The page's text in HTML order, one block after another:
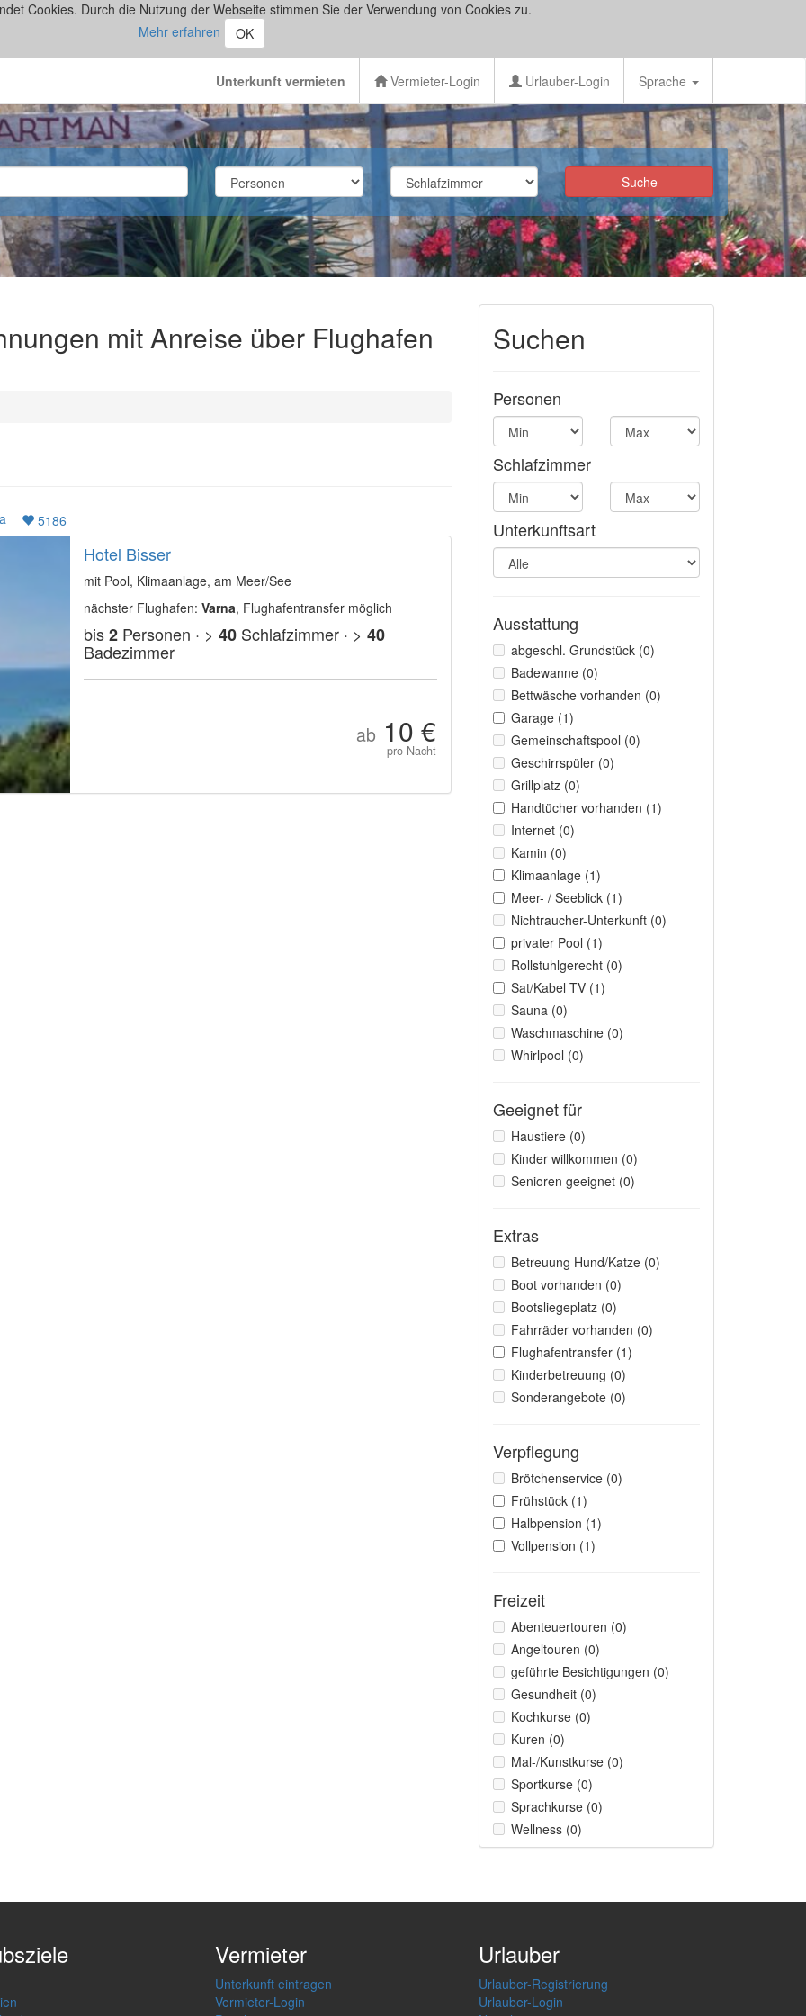
Cookies. Durch die Nutzung der Webseite stimmen Sie der Verwendung von Cookies zu.
Mehr erfahren
OK
Unterkunft vermieten Vermieter-Login Urlauber-Login Sprache
Suchen
Personen
Schlafzimmer
Unterkunftsart
Ausstattung
abgeschl. Grundstück (0)
Badewanne (0)
Bettwäsche vorhanden (0)
Garage (1)
Gemeinschaftspool (0)
Geschirrspüler (0)
Grillplatz (0)
Handtücher vorhanden (1)
Internet (0)
Kamin (0)
Klimaanlage (1)
Meer- / Seeblick (1)
Nichtraucher-Unterkunft (0)
privater Pool (1)
Rollstuhlgerecht (0)
Sat/Kabel TV (1)
Sauna (0)
Waschmaschine (0)
Whirlpool (0)
Geeignet für
Haustiere (0)
Kinder willkommen (0)
Senioren geeignet (0)
Extras
Betreuung Hund/Katze (0)
Boot vorhanden (0)
Bootsliegeplatz (0)
Fahrräder vorhanden (0)
Flughafentransfer (1)
Kinderbetreuung (0)
Sonderangebote (0)
Verpflegung
Brötchenservice (0)
Frühstück (1)
Halbpension (1)
Vollpension (1)
Freizeit
Abenteuertouren (0)
Angeltouren (0)
geführte Besichtigungen (0)
Gesundheit (0)
Kochkurse (0)
Kuren (0)
Mal-/Kunstkurse (0)
Sportkurse (0)
Sprachkurse (0)
Wellness (0)
mit Anreise über Flughafen
5186
Hotel Bisser
mit Pool, Klimaanlage, am Meer/See
nächster Flughafen: Varna, Flughafentransfer möglich
bis2Personen · > 40Schlafzimmer · > 40
Badezimmer
ab 10 €
pro Nacht
Vermieter
Unterkunft eintragen
Vermieter-Login
Urlauber
Urlauber-Registrierung
Urlauber-Login